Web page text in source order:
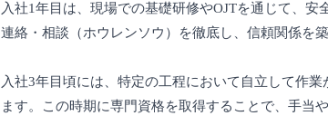
入社1年目は、現場での基礎研修やOJTを通じて、
連絡・相談（ホウレンソウ）を徹底し、信頼関係を
入社3年目頃には、特定の工程において自立して作
ます。この時期に専門資格を取得することで、手当